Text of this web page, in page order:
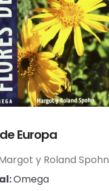
Europa
y Roland Spohn
Omega